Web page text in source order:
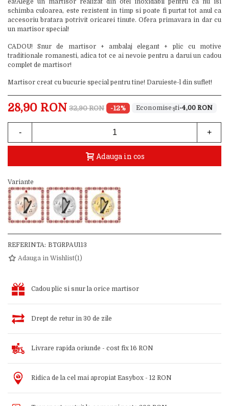
ea!Alege un martisor realizat din otel inoxidabil pentru ca nu isi
schimba culoarea, este rezistent in timp si poate fi purtat tot anul ca
accesoriu bratara potrivit oricarei tinute. Ofera primavara in dar cu
un martisor special!
CADOU! Snur de martisor + ambalaj elegant + plic cu motive
traditionale romanesti, adica tot ce ai nevoie pentru a darui un cadou
complet de martisor!
Martisor creat cu bucurie special pentru tine! Daruieste-l din suflet!
28,90 RON 32,90 RON -12% -4,00 RON
- +
Adauga in cos
Variante
REFERINTA: BTGRPAU113
Adauga in Wishlist(1)
Cadou plic si snur la orice martisor
Drept de retur in 30 de zile
Livrare rapida oriunde - cost fix 16 RON
Ridica de la cel mai apropiat Easybox - 12 RON